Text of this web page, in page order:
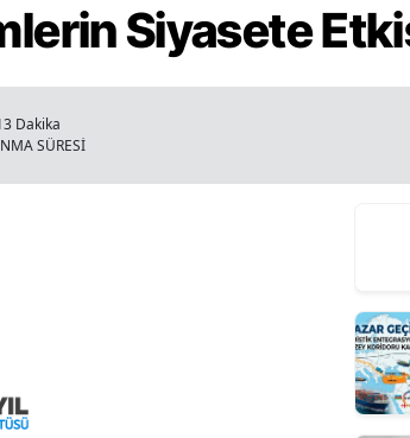
Siyasete
Dakika
SÜRESİ